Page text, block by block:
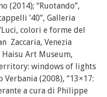
(2014); “Ruotando”,
’40”, Galleria
colori e forme del
Zaccaria, Venezia
Haisu Art Museum,
windows of lights
Verbania (2008), “13×17:
a cura di Philippe